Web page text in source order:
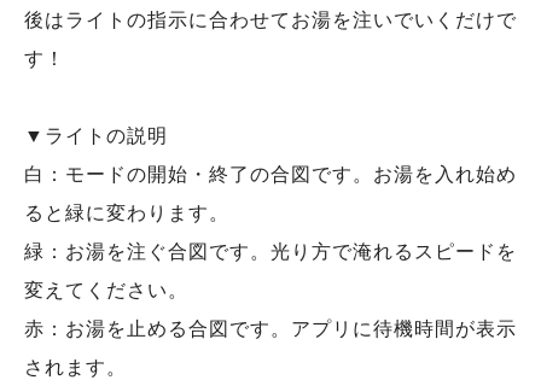
後はライトの指示に合わせてお湯を注いでいくだけで
す！
▼ライトの説明
白：モードの開始・終了の合図です。お湯を入れ始め
ると緑に変わります。
緑：お湯を注ぐ合図です。光り方で淹れるスピードを
変えてください。
赤：お湯を止める合図です。アプリに待機時間が表示
されます。